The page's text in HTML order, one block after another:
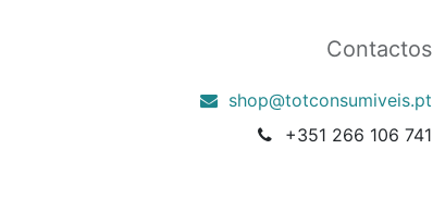
Contactos
shop@totconsumiveis.pt
+351 266 106 741